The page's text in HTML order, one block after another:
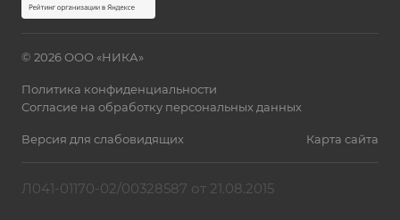
© 2026 ООО «НИКА»
Политика конфиденциальности
Согласие на обработку персональных данных
Версия для слабовидящих Карта сайта
Л041-01170-02/00328587 от 21.08.2015